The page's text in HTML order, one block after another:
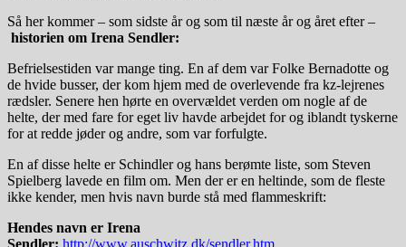
Så her kommer – som sidste år og som til næste år og året efter –
historien om Irena Sendler:
Befrielsestiden var mange ting. En af dem var Folke Bernadotte og
de hvide busser, der kom hjem med de overlevende fra kz-lejrenes
rædsler. Senere hen hørte en overvældet verden om nogle af de
helte, der med fare for eget liv havde arbejdet for og iblandt tyskerne
for at redde jøder og andre, som var forfulgte.
En af disse helte er Schindler og hans berømte liste, som Steven
Spielberg lavede en film om. Men der er en heltinde, som de fleste
ikke kender, men hvis navn burde stå med flammeskrift:
Hendes navn er Irena